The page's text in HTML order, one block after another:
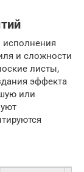
исполнения
и сложности
листы,
эффекта
или